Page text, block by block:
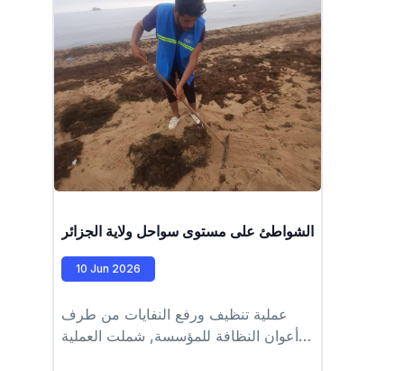
المؤسسة، وذلك تجسيد وحرص المؤسسة
على تعزيز البعد الاجتماعي والتوعوي
وترسيخ القيم البيئية للفئة الناشئة. كما
تهدف إلى تنمية الوعي البيئي وتعزيز روح
الانتماء والتواصل (مصلحة التحسيس
والاتصال)
عملية تنظيف الشواطئ على مستوى سواحل ولاية الجزائر
10 Jun 2026
عملية تنظيف ورفع النفايات من طرف
أعوان النظافة للمؤسسة, شملت العملية